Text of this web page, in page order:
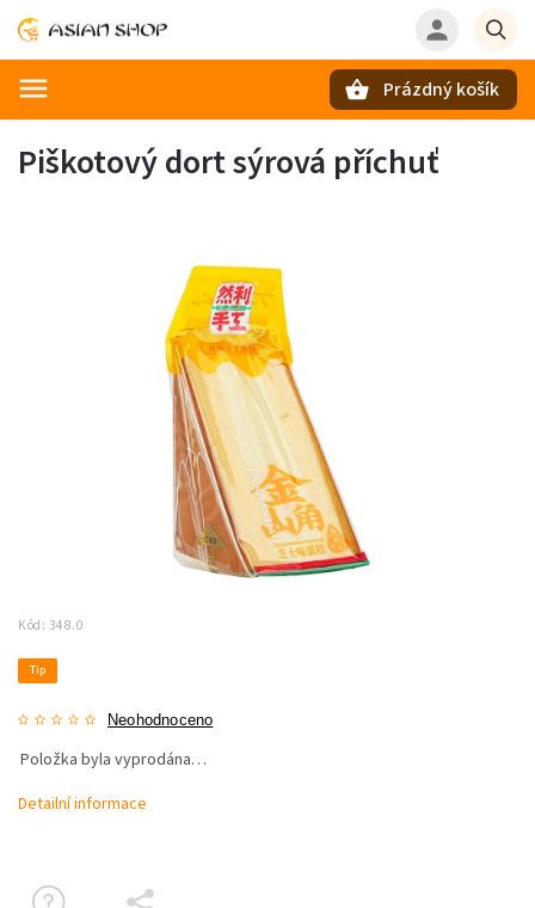
Prázdný košík
Piškotový dort sýrová příchuť
Kód: 348.0
Tip
Neohodnoceno
Položka byla vyprodána…
Detailní informace